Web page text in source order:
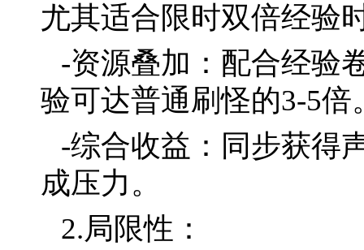
尤其适合限时双倍经验
-资源叠加：配合经验
验可达普通刷怪的3-5倍
-综合收益：同步获得
成压力。
2.局限性：